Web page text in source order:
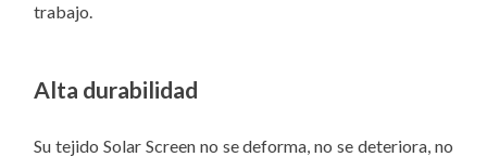
trabajo.
Alta durabilidad
Su tejido Solar Screen no se deforma, no se deteriora, no